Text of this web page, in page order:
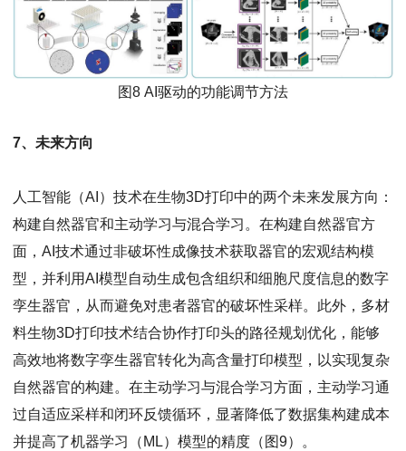
图8 AI驱动的功能调节方法
7、未来方向
人工智能（AI）技术在生物3D打印中的两个未来发展方向：
构建自然器官和主动学习与混合学习。在构建自然器官方
面，AI技术通过非破坏性成像技术获取器官的宏观结构模
型，并利用AI模型自动生成包含组织和细胞尺度信息的数字
孪生器官，从而避免对患者器官的破坏性采样。此外，多材
料生物3D打印技术结合协作打印头的路径规划优化，能够
高效地将数字孪生器官转化为高含量打印模型，以实现复杂
自然器官的构建。在主动学习与混合学习方面，主动学习通
过自适应采样和闭环反馈循环，显著降低了数据集构建成本
并提高了机器学习（ML）模型的精度（图9）。